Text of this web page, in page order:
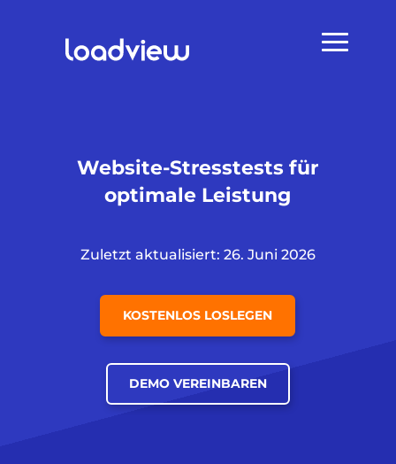
Website-Stresstests für
optimale Leistung
Zuletzt aktualisiert: 26. Juni 2026
KOSTENLOS LOSLEGEN
DEMO VEREINBAREN